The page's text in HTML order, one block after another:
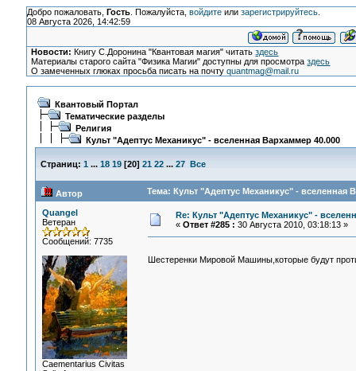
Добро пожаловать, Гость. Пожалуйста, войдитеили зарегистрируйтесь.
08 Августа 2026, 14:42:59
Новости: Книгу С.Доронина "Квантовая магия" читатьздесь
Материалы старого сайта "Физика Магии" доступны для просмотраздесь
О замеченных глюках просьба писать на почтуquantmag@mail.ru
Квантовый Портал
Тематические разделы
Религия
Культ "Адептус Механикус" - вселенная Вархаммер 40.000
Страниц: 1 ... 18 19[20] 21 22 ... 27 Все
Автор Тема: Культ "Адептус Механикус" - вселенная
Quangel
Ветеран
Сообщений: 7735
Сaementarius Civitas
Re: Культ "Адептус Механикус" -
« Ответ #285 : 30 Августа 2010, 03:18:13 »
Шестеренки Мировой Машины,которые будут